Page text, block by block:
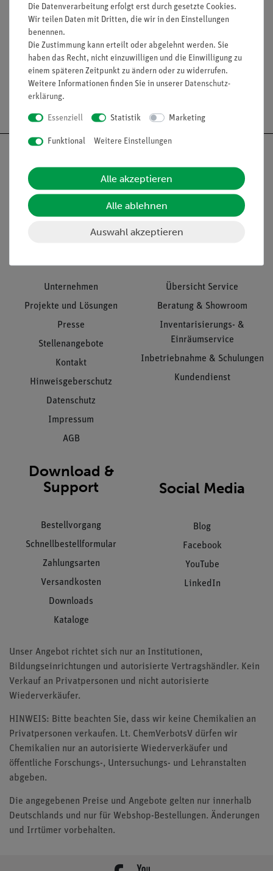
Versuche
Media / Downloads
Nach oben
Unternehmen
Projekte und Lösungen
Presse
Stellenangebote
Kontakt
Hinweisgeberschutz
Datenschutz
Impressum
AGB
Übersicht Service
Beratung & Showroom
Inventarisierungs- &
Einräumservice
Inbetriebnahme & Schulungen
Kundendienst
Download &
Support
Bestellvorgang
Schnellbestellformular
Zahlungsarten
Versandkosten
Downloads
Kataloge
Social Media
Blog
Facebook
YouTube
LinkedIn
Unser Angebot richtet sich nur an Institutionen,
Bildungseinrichtungen und autorisierte Vertragshändler. Kein
Verkauf an Privatpersonen und nicht autorisierte
Wiederverkäufer.
HINWEIS: Bitte beachten Sie, dass wir keine Chemikalien an
Privatpersonen verkaufen. Lt. ChemVerbotsV dürfen wir
Chemikalien nur an autorisierte Wiederverkäufer und
öffentliche Forschungs-, Untersuchungs- und Lehranstalten
abgeben.
Die angegebenen Preise und Angebote gelten nur innerhalb
Deutschlands und nur für Webshop-Bestellungen. Änderungen
und Irrtümer vorbehalten.
Die Datenverarbeitung erfolgt erst durch gesetzte Cookies.
Wir teilen Daten mit Dritten, die wir in den Einstellungen
benennen.
Die Zustimmung kann erteilt oder abgelehnt werden. Sie
haben das Recht, nicht einzuwilligen und die Einwilligung zu
einem späteren Zeitpunkt zu ändern oder zu widerrufen.
Weitere Informationen finden Sie in unserer Daten­schutz­
erklärung.
Essenziell Statistik Marketing
Funktional Weitere Einstellungen
Alle akzeptieren
Alle ablehnen
Auswahl akzeptieren